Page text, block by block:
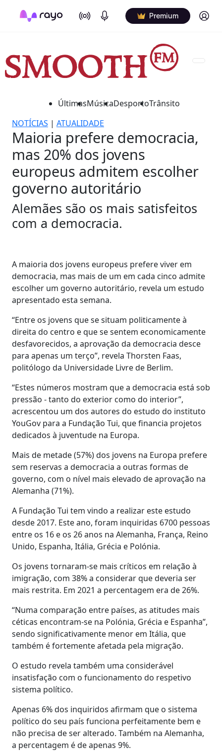
On Air Podcasts Premium Log in
ÚltimasMúsicaDesportoTrânsito
NOTÍCIAS | ATUALIDADE
Maioria prefere democracia,
mas 20% dos jovens
europeus admitem escolher
governo autoritário
Alemães são os mais satisfeitos
com a democracia.
A maioria dos jovens europeus prefere viver em
democracia, mas mais de um em cada cinco admite
escolher um governo autoritário, revela um estudo
apresentado esta semana.
“Entre os jovens que se situam politicamente à
direita do centro e que se sentem economicamente
desfavorecidos, a aprovação da democracia desce
para apenas um terço”, revela Thorsten Faas,
politólogo da Universidade Livre de Berlim.
“Estes números mostram que a democracia está sob
pressão - tanto do exterior como do interior”,
acrescentou um dos autores do estudo do instituto
YouGov para a Fundação Tui, que financia projetos
dedicados à juventude na Europa.
Mais de metade (57%) dos jovens na Europa prefere
sem reservas a democracia a outras formas de
governo, com o nível mais elevado de aprovação na
Alemanha (71%).
A Fundação Tui tem vindo a realizar este estudo
desde 2017. Este ano, foram inquiridas 6700 pessoas
entre os 16 e os 26 anos na Alemanha, França, Reino
Unido, Espanha, Itália, Grécia e Polónia.
Os jovens tornaram-se mais críticos em relação à
imigração, com 38% a considerar que deveria ser
mais restrita. Em 2021 a percentagem era de 26%.
“Numa comparação entre países, as atitudes mais
céticas encontram-se na Polónia, Grécia e Espanha”,
sendo significativamente menor em Itália, que
também é fortemente afetada pela migração.
O estudo revela também uma considerável
insatisfação com o funcionamento do respetivo
sistema político.
Apenas 6% dos inquiridos afirmam que o sistema
político do seu país funciona perfeitamente bem e
não precisa de ser alterado. Também na Alemanha,
a percentagem é de apenas 9%.